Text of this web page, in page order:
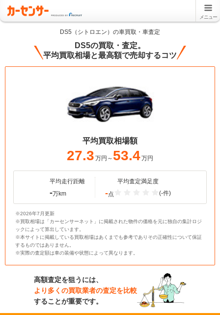
メニュー
DS5（シトロエン）の車買取・車査定
DS5の買取・査定。
平均買取相場と最高額で売却するコツ
平均買取相場額
27.3 万円～ 53.4万円
平均走行距離
-万km
平均査定満足度
-点 (-件)
※2026年7月更新
※買取相場は「カーセンサーネット」に掲載された物件の価格を元に独自の集計ロジ
ックによって算出しています。
※本サイトに掲載している買取相場はあくまでも参考でありその正確性について保証
するものではありません。
※実際の査定額は車の装備や状態によって異なります。
高額査定を狙うには、
より多くの買取業者の査定を比較
することが重要です。